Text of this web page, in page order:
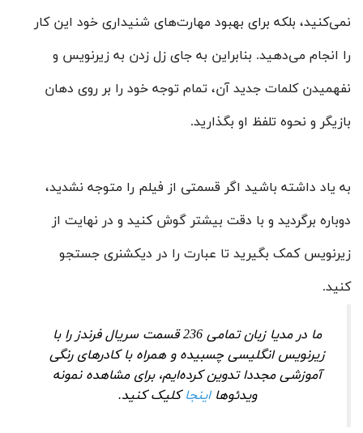
نمی‌کنید، بلکه برای بهبود مهارت‌های شنیداری خود این کار
را انجام می‌دهید. بنابراین به جای زل زدن به زیرنویس و
نفهمیدن کلمات جدید آن، تمام توجه خود را بر روی دهان
بازیگر و نحوه تلفظ او بگذارید.
به یاد داشته باشید اگر قسمتی از فیلم را متوجه نشدید،
دوباره برگردید و با دقت بیشتر گوش کنید و در نهایت از
زیرنویس کمک بگیرید تا عبارت را در دیکشنری جستجو
کنید.
ما در مدیا زبان تمامی 236 قسمت سریال فرندز را با
زیرنویس انگلیسی چسبیده و همراه با کادرهای رنگی
آموزشی مجددا تدوین کرده‌ایم، برای مشاهده نمونه
ویدئوهااینجاکلیک کنید.